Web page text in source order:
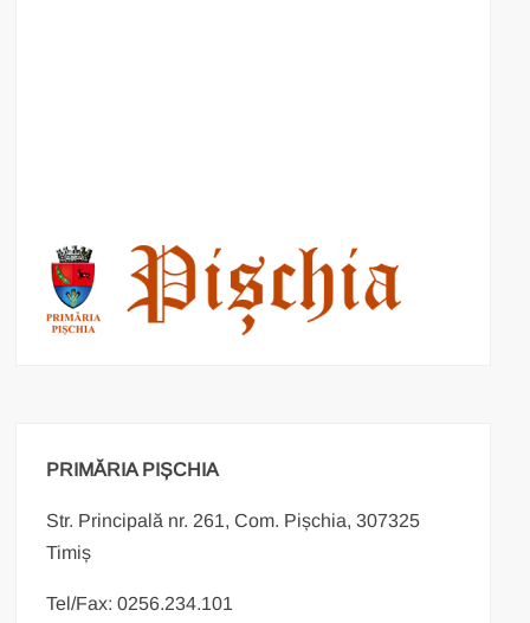
PRIMĂRIA PIȘCHIA
Str. Principală nr. 261, Com. Pișchia, 307325
Timiș
Tel/Fax: 0256.234.101